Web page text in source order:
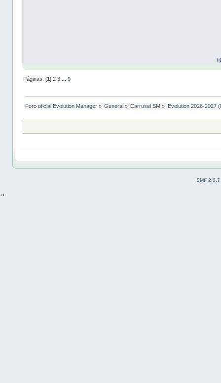
Páginas: [1] 2 3 ... 9
Foro oficial Evolution Manager» General » Carrusel SM » Evolution 2026-2027
SMF 2.0.7
**